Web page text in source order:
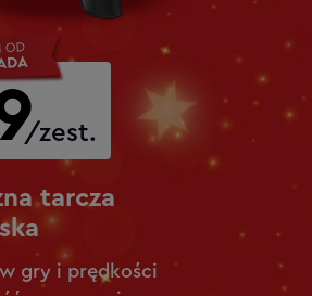
tarcza
/zest.
gry i prędkości